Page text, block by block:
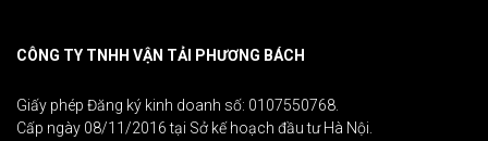
CÔNG TY TNHH VẬN TẢI PHƯƠNG BÁCH
Giấy phép Đăng ký kinh doanh số: 0107550768.
Cấp ngày 08/11/2016 tại Sở kế hoạch đầu tư Hà Nội.